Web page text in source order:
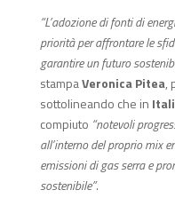
“L’adozione di fonti di
priorità per affrontare le
garantire un futuro
stampaVeronica Pitea,
sottolineando che in
compiuto “notevoli
all’interno del proprio mix
emissioni di gas serra e
sostenibile”.